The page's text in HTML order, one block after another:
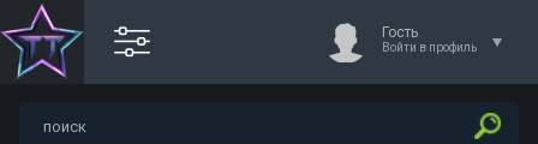
Гость
Войти в профиль